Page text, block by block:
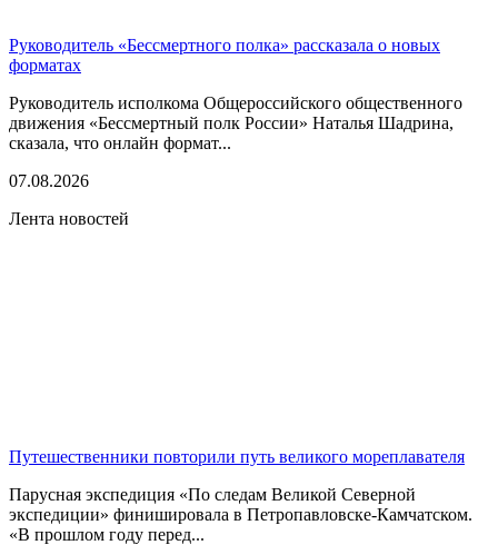
Руководитель «Бессмертного полка» рассказала о новых
форматах
Руководитель исполкома Общероссийского общественного
движения «Бессмертный полк России» Наталья Шадрина,
сказала, что онлайн формат...
07.08.2026
Лента новостей
Путешественники повторили путь великого мореплавателя
Парусная экспедиция «По следам Великой Северной
экспедиции» финишировала в Петропавловске-Камчатском.
«В прошлом году перед...